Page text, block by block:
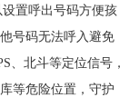
置呼出号码方便孩
号码无法呼入避免
、北斗等定位信号，
等危险位置，守护